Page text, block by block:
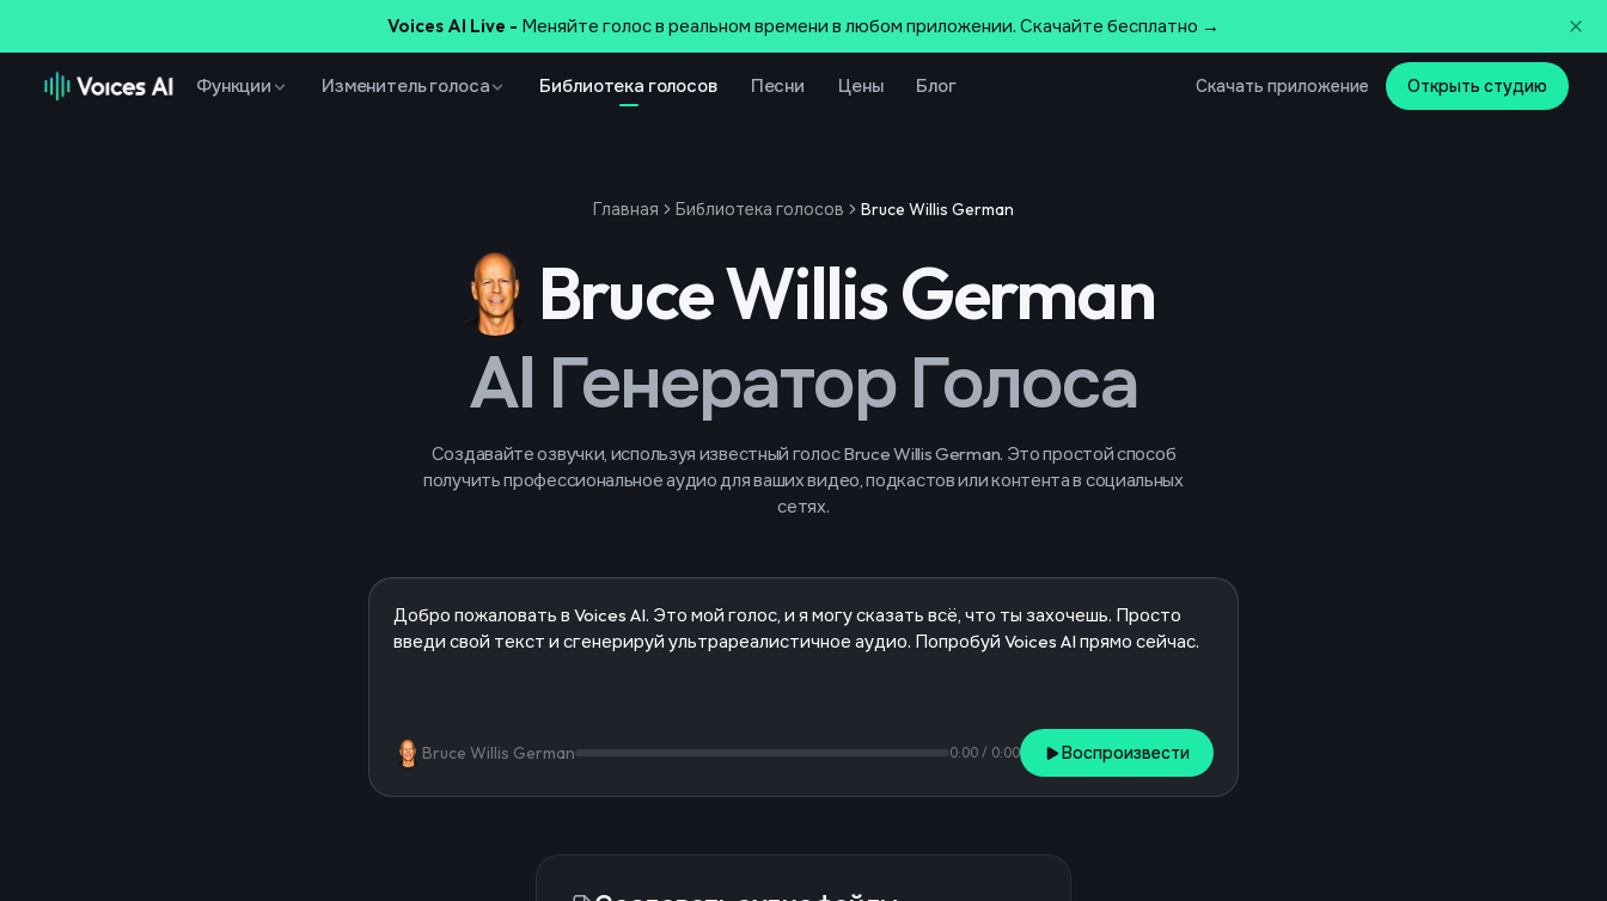
Voices AI Live - Меняйте голос в реальном времени в любом приложении. Скачайте бесплатно →
Функции Изменитель голоса Библиотека голосов Песни Цены Блог Скачать приложение Открыть студию
Главная Библиотека голосов Bruce Willis German
Bruce Willis German
AI Генератор Голоса
Создавайте озвучки, используя известный голос Bruce Willis German. Это простой способ
получить профессиональное аудио для ваших видео, подкастов или контента в социальных
сетях.
Bruce Willis German 0:00 / 0:00 Воспроизвести